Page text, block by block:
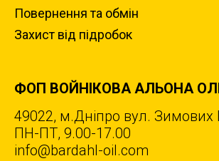
Повернення та обмiн
Захист вiд пiдробок
ФОП ВОЙНІКОВА АЛЬОНА
49022, м.Дніпро вул. Зимових
ПН-ПТ, 9.00-17.00
info@bardahl-oil.com